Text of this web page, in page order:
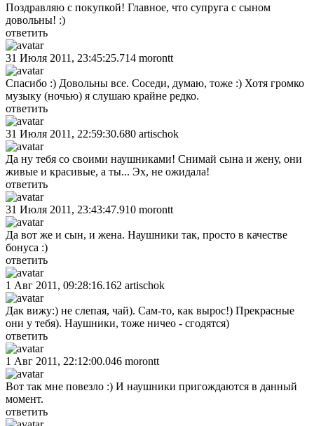
Поздравляю с покупкой! Главное, что супруга с сыном
довольны! :)
ответить
31 Июля 2011, 23:45:25.714 morontt
Спасибо :) Довольны все. Соседи, думаю, тоже :) Хотя громко
музыку (ночью) я слушаю крайне редко.
ответить
31 Июля 2011, 22:59:30.680 artischok
Да ну тебя со своими наушниками! Снимай сына и жену, они
живые и красивые, а ты... Эх, не ожидала!
ответить
31 Июля 2011, 23:43:47.910 morontt
Да вот же и сын, и жена. Наушники так, просто в качестве
бонуса :)
ответить
1 Авг 2011, 09:28:16.162 artischok
Дак вижу:) не слепая, чай). Сам-то, как вырос!) Прекрасные
они у тебя). Наушники, тоже ничео - сгодятся)
ответить
1 Авг 2011, 22:12:00.046 morontt
Вот так мне повезло :) И наушники пригождаются в данный
момент.
ответить